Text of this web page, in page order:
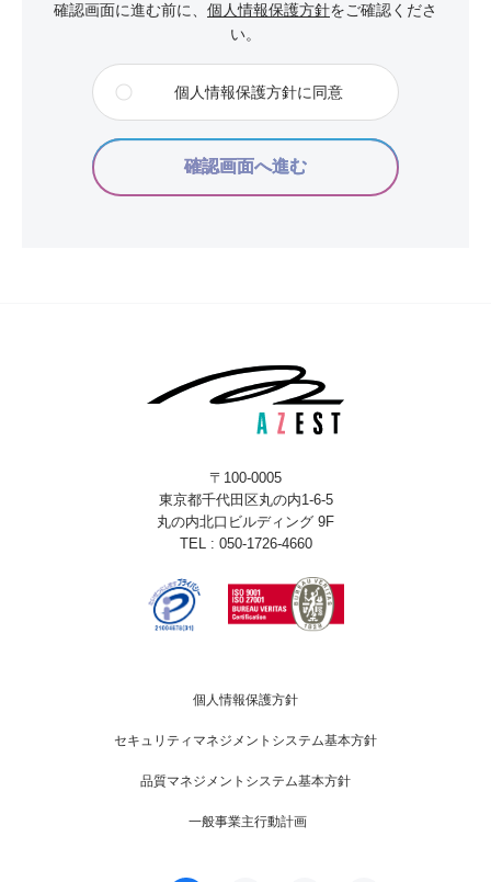
確認画面に進む前に、 個人情報保護方針をご確認くださ
い。
個人情報保護方針に同意
〒100-0005
東京都千代田区丸の内1-6-5
丸の内北口ビルディング 9F
TEL : 050-1726-4660
個人情報保護方針
セキュリティマネジメントシステム基本方針
品質マネジメントシステム基本方針
一般事業主行動計画